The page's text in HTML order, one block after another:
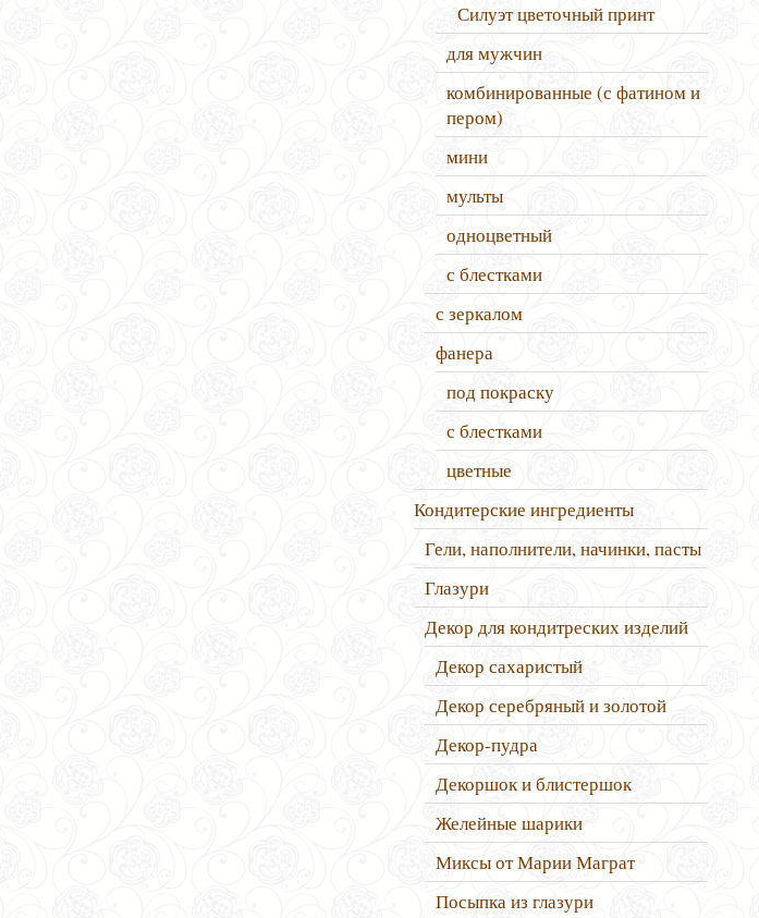
Силуэт цветочный принт
для мужчин
комбинированные (с фатином и
пером)
мини
мульты
одноцветный
с блестками
с зеркалом
фанера
под покраску
с блестками
цветные
Кондитерские ингредиенты
Гели, наполнители, начинки, пасты
Глазури
Декор для кондитреских изделий
Декор сахаристый
Декор серебряный и золотой
Декор-пудра
Декоршок и блистершок
Желейные шарики
Миксы от Марии Маграт
Посыпка из глазури